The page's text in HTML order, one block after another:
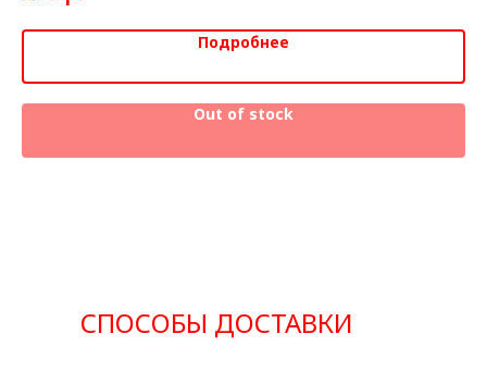
Подробнее
Out of stock
СПОСОБЫ ДОСТАВКИ